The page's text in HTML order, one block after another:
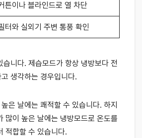
튼이나 블라인드로 열 차단
터와 실외기 주변 통풍 확인
습니다. 제습모드가 항상 냉방보다 전
생각하는 경우입니다.
은 날에는 쾌적할 수 있습니다. 하지
많이 높은 날에는 냉방모드로 온도를
적합할 수 있습니다.